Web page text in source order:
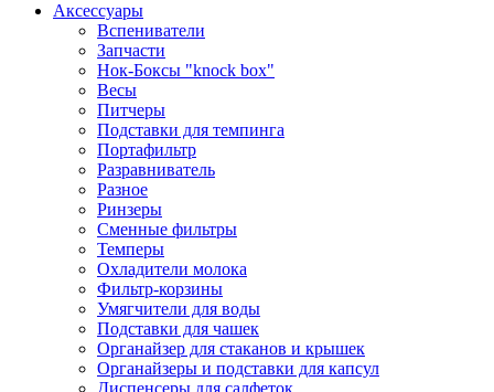
Аксессуары
Вспениватели
Запчасти
Нок-Боксы "knock box"
Весы
Питчеры
Подставки для темпинга
Портафильтр
Разравниватель
Разное
Ринзеры
Сменные фильтры
Темперы
Охладители молока
Фильтр-корзины
Умягчители для воды
Подставки для чашек
Органайзер для стаканов и крышек
Органайзеры и подставки для капсул